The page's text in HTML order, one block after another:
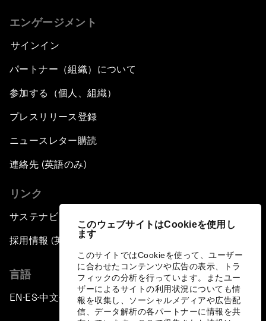
このウェブサイトはCookieを使用し
ます
このサイトではCookieを使って、ユーザー
に合わせたコンテンツや広告の表示、トラ
フィックの分析を行っています。またユー
ザーによるサイトの利用状況についても情
報を収集し、ソーシャルメディアや広告配
信、データ解析の各パートナーに情報を共
エンゲージメント
サインイン
パートナー（組織）について
参加する（個人、組織）
プレスリリース登録
ニュースレター購読
連絡先 (英語のみ)
リンク
サステナビリティへの取り組み
採用情報 (英語のみ)
言語
EN ▪ES▪中文▪ 日本語